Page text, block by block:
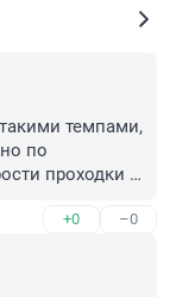
темпами,
по
проходки и
+0 –0